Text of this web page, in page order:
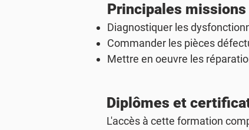
Principales missions
Diagnostiquer les
Commander les pièces
Mettre en oeuvre les
Diplômes et
L'accès à cette formation